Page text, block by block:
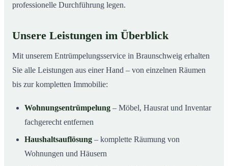
professionelle Durchführung legen.
Unsere Leistungen im Überblick
Mit unserem Entrümpelungsservice in Braunschweig erhalten
Sie alle Leistungen aus einer Hand – von einzelnen Räumen
bis zur kompletten Immobilie:
Wohnungsentrümpelung – Möbel, Hausrat und Inventar
fachgerecht entfernen
Haushaltsauflösung – komplette Räumung von
Wohnungen und Häusern